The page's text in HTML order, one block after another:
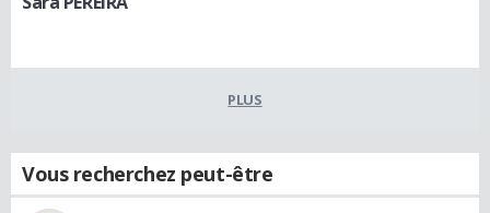
PLUS
Vous recherchez peut-être